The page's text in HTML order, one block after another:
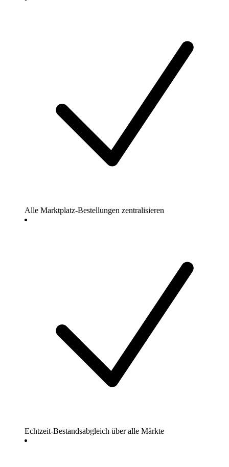
Alle Marktplatz-Bestellungen zentralisieren
Echtzeit-Bestandsabgleich über alle Märkte